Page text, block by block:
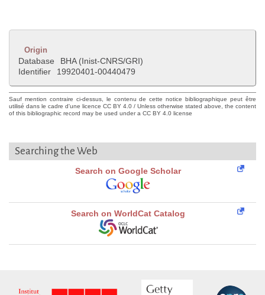
Origin
Database
BHA (Inist-CNRS/GRI)
Identifier
19920401-00440479
Sauf mention contraire ci-dessus, le contenu de cette notice bibliographique peut être
utilisé dans le cadre d'une licence CC BY 4.0 / Unless otherwise stated above, the content
of this bibliographic record may be used under a CC BY 4.0 license
Searching the Web
Search on Google Scholar
Search on WorldCat Catalog